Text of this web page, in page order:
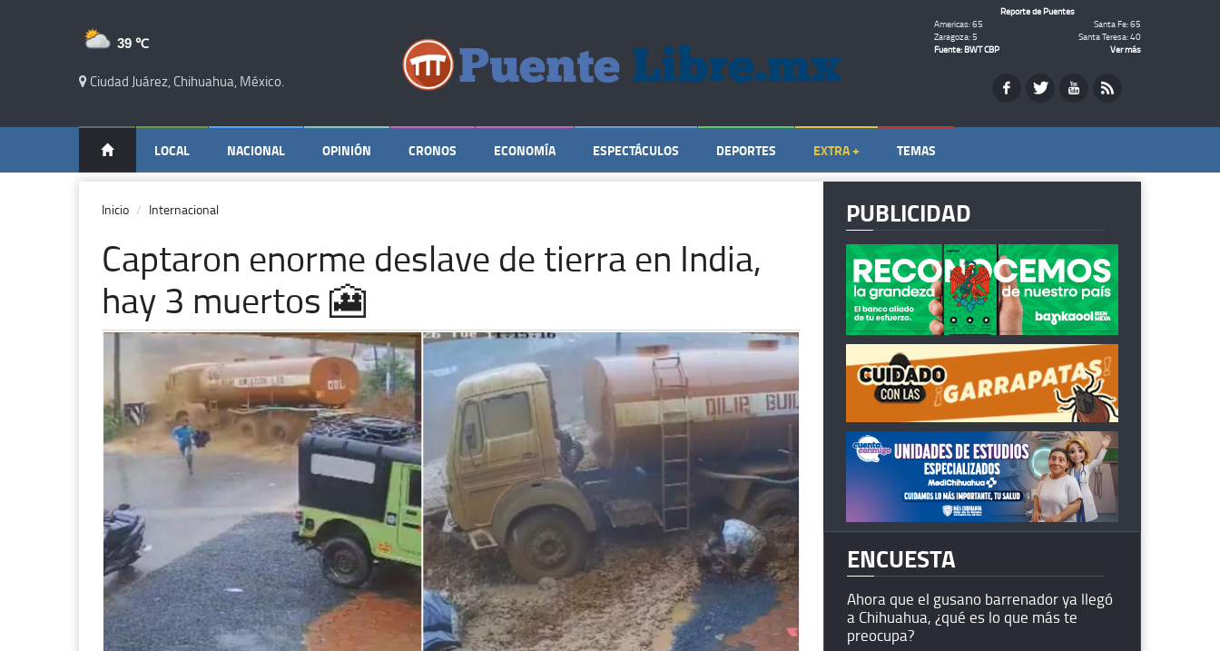
39 ℃
Ciudad Juárez, Chihuahua, México.
Reporte de Puentes
Americas: 65
Santa Fe: 65
Zaragoza: 5
Santa Teresa: 40
Fuente: BWT CBP
Ver más
LOCAL NACIONAL OPINIÓN CRONOS ECONOMÍA ESPECTÁCULOS DEPORTES EXTRA + TEMAS
Inicio Internacional
Captaron enorme deslave de tierra en India,
hay 3 muertos 🎦
PUBLICIDAD
ENCUESTA
Ahora que el gusano barrenador ya llegó
a Chihuahua, ¿qué es lo que más te
preocupa?